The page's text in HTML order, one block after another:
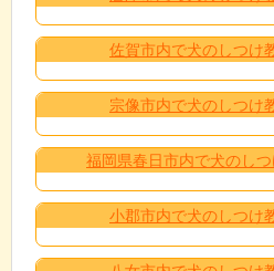
佐賀市内で犬のしつけ
宗像市内で犬のしつけ
福岡県春日市内で犬のし
小郡市内で犬のしつけ